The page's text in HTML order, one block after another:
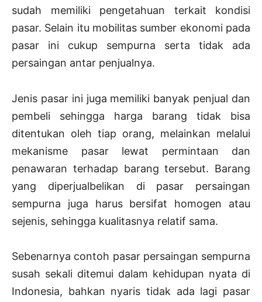
sudah memiliki pengetahuan terkait kondisi
pasar. Selain itu mobilitas sumber ekonomi pada
pasar ini cukup sempurna serta tidak ada
persaingan antar penjualnya.
Jenis pasar ini juga memiliki banyak penjual dan
pembeli sehingga harga barang tidak bisa
ditentukan oleh tiap orang, melainkan melalui
mekanisme pasar lewat permintaan dan
penawaran terhadap barang tersebut. Barang
yang diperjualbelikan di pasar persaingan
sempurna juga harus bersifat homogen atau
sejenis, sehingga kualitasnya relatif sama.
Sebenarnya contoh pasar persaingan sempurna
susah sekali ditemui dalam kehidupan nyata di
Indonesia, bahkan nyaris tidak ada lagi pasar